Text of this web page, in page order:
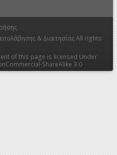
& Διαιτησίας All rights
of this page is licensed Under
ShareAlike 3.0